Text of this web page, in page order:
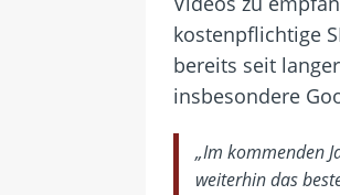
kostenpflichtige
bereits seit
insbesondere
„Im kommenden
weiterhin das